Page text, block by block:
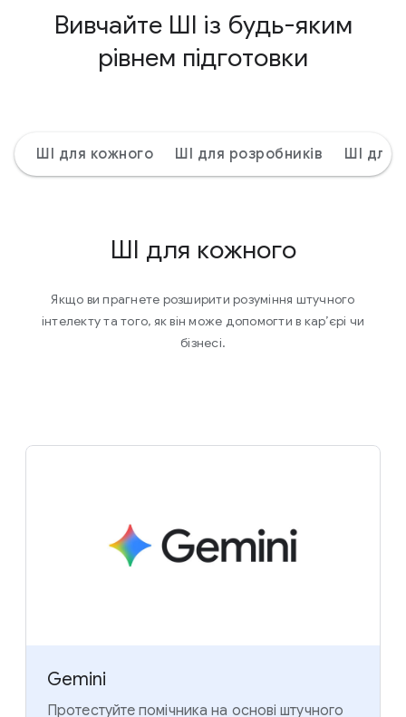
Вивчайте ШІ із будь-яким
рівнем підготовки
ШІ для кожного ШІ для розробників ШІ для
ШІ для кожного
Якщо ви прагнете розширити розуміння штучного
інтелекту та того, як він може допомогти в кар’єрі чи
бізнесі.
Gemini
Протестуйте помічника на основі штучного